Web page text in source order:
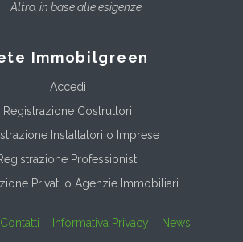
Altro, in base alle esigenze
Immobilgreen
Accedi
Registrazione Costruttori
Installatori o Imprese
Professionisti
Privati o Agenzie Immobiliari
Contatti Informativa Privacy News